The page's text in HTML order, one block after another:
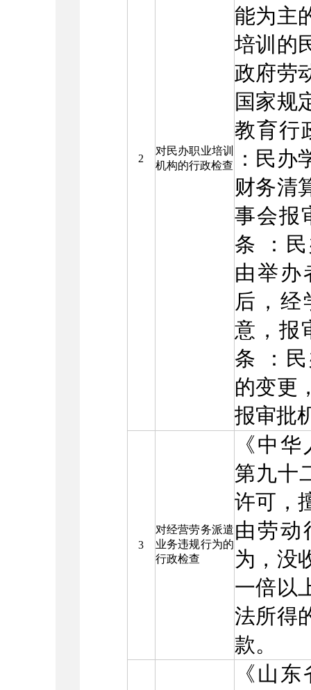
2
对民办职业培训
机构的行政检查
能为主
培训的
政府劳
国家规
教育行
：民办
财务清
事会报
条 ：
由举办
后，经
意，报
条 ：
的变更
报审批
3
对经营劳务派遣
业务违规行为的
行政检查
《中
第九十
许可，
由劳动
为，没
一倍以
法所得
款。
《山